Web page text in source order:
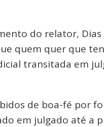
do relator,
quem quer que
transitada em
de boa-fé por
em julgado até a